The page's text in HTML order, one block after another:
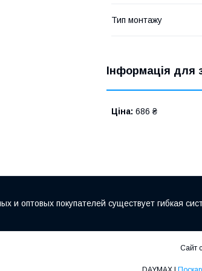
Тип монтажу
Інформація для
Ціна: 686 ₴
оптовых покупателей существует гибкая
Сайт